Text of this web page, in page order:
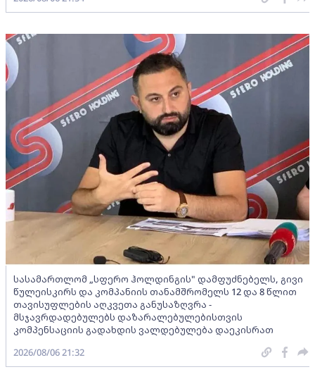
სასამართლომ „სფერო ჰოლდინგის" დამფუძნებელს, გივი
წულეისკირს და კომპანიის თანამშრომელს 12 და 8 წლით
თავისუფლების აღკვეთა განუსაზღვრა -
მსჯავრდადებულებს დაზარალებულებისთვის
კომპენსაციის გადახდის ვალდებულება დაეკისრათ
2026/08/06 21:32